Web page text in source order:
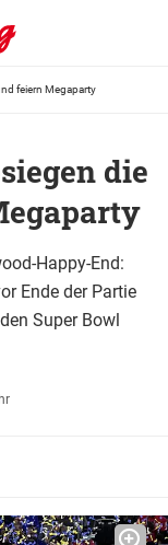
feiern Megaparty
die
Happy-End:
Ende der Partie
Super Bowl